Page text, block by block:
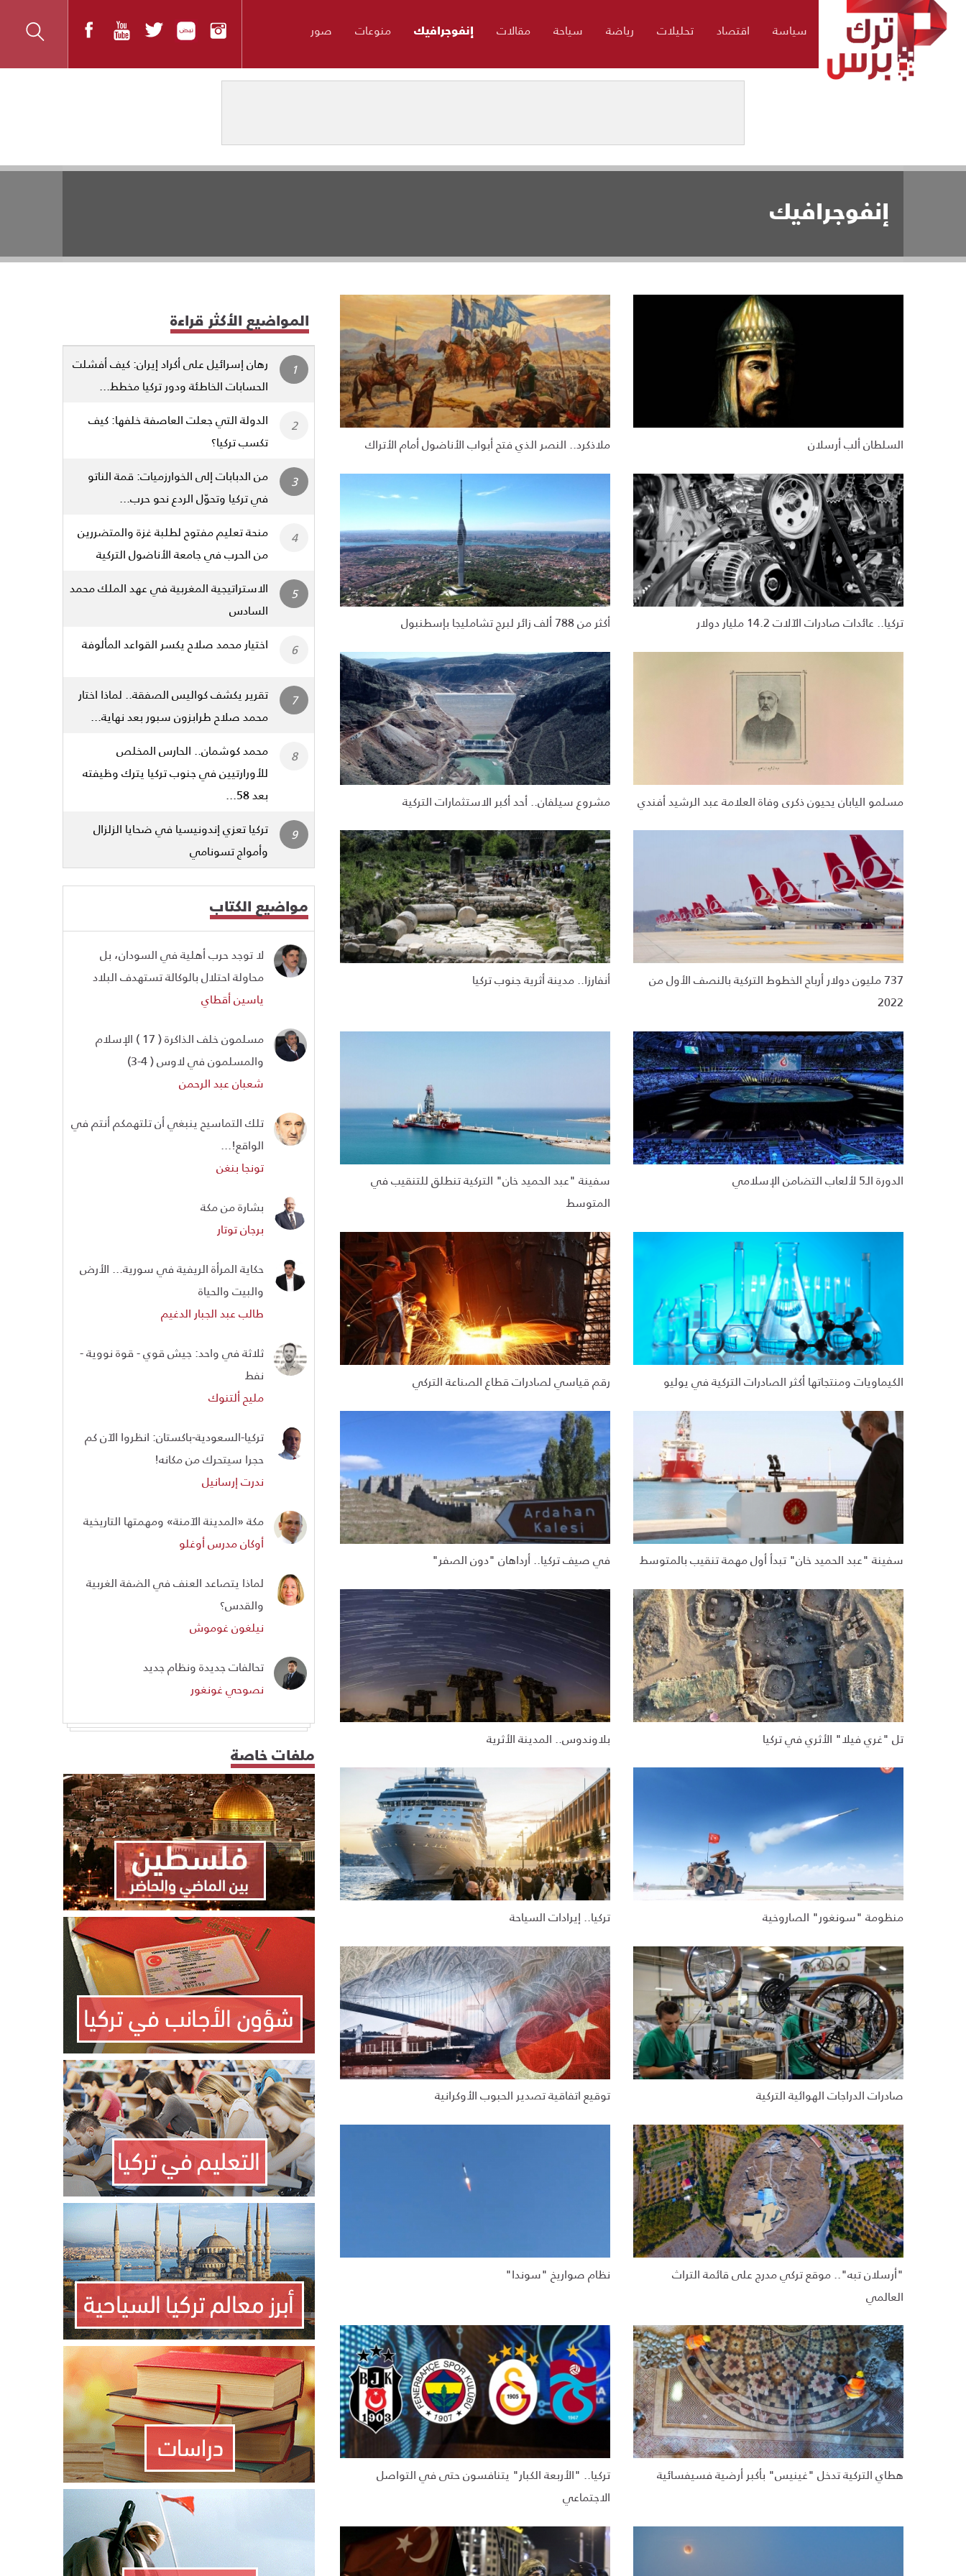
سياسة اقتصاد تحليلات رياضة سياحة مقالات إنفوجرافيك منوعات صور
إنفوجرافيك
السلطان ألب أرسلان ملاذكرد.. النصر الذي فتح أبواب الأناضول أمام الأتراك
تركيا.. عائدات صادرات الآلات 14.2 مليار دولار أكثر من 788 ألف زائر لبرج تشامليجا بإسطنبول
مسلمو اليابان يحيون ذكرى وفاة العلامة عبد الرشيد أفندي مشروع سيلفان.. أحد أكبر الاستثمارات التركية
737 مليون دولار أرباح الخطوط التركية بالنصف الأول من
2022
أنفارزا.. مدينة أثرية جنوب تركيا
الدورة الـ5 لألعاب التضامن الإسلامي
سفينة "عبد الحميد خان" التركية تنطلق للتنقيب في
المتوسط
الكيماويات ومنتجاتها أكثر الصادرات التركية في يوليو رقم قياسي لصادرات قطاع الصناعة التركي
سفينة "عبد الحميد خان" تبدأ أول مهمة تنقيب بالمتوسط في صيف تركيا.. أرداهان "دون الصفر"
تل "غري فيلا" الأثري في تركيا بلاوندوس.. المدينة الأثرية
منظومة "سونغور" الصاروخية تركيا.. إيرادات السياحة
صادرات الدراجات الهوائية التركية توقيع اتفاقية تصدير الحبوب الأوكرانية
"أرسلان تبه".. موقع تركي مدرج على قائمة التراث
العالمي
نظام صواريخ "سوندا"
هطاي التركية تدخل "غينيس" بأكبر أرضية فسيفسائية
تركيا.. "الأربعة الكبار" يتنافسون حتى في التواصل
الاجتماعي
المواضيع الأكثر قراءة
رهان إسرائيل على أكراد إيران: كيف أفشلت
الحسابات الخاطئة ودور تركيا مخطط...
الدولة التي جعلت العاصفة خلفها: كيف
تكسب تركيا؟
من الدبابات إلى الخوارزميات: قمة الناتو
في تركيا وتحوّل الردع نحو حرب...
منحة تعليم مفتوح لطلبة غزة والمتضررين
من الحرب في جامعة الأناضول التركية
الاستراتيجية المغربية في عهد الملك محمد
السادس
اختيار محمد صلاح يكسر القواعد المألوفة
تقرير يكشف كواليس الصفقة.. لماذا اختار
محمد صلاح طرابزون سبور بعد نهاية...
محمد كوشمان.. الحارس المخلص
للأورارتيين في جنوب تركيا يترك وظيفته
بعد 58...
تركيا تعزي إندونيسيا في ضحايا الزلزال
وأمواج تسونامي
مواضيع الكتاب
لا توجد حرب أهلية في السودان، بل
محاولة احتلال بالوكالة تستهدف البلاد
ياسين أقطاي
مسلمون خلف الذاكرة ( 17 ) الإسلام
والمسلمون في لاوس ( 4-3)
شعبان عبد الرحمن
تلك التماسيح ينبغي أن تلتهمكم أنتم في
الواقع!...
تونجا بنغن
بشارة من مكة
برجان توتار
حكاية المرأة الريفية في سورية... الأرض
والبيت والحياة
طالب عبد الجبار الدغيم
ثلاثة في واحد: جيش قوي - قوة نووية -
نفط
مليح ألتنوك
تركيا-السعودية-باكستان: انظروا الآن كم
حجرا سيتحرك من مكانه!
ندرت إرسانيل
مكة «المدينة الآمنة» ومهمتها التاريخية
أوكان مدرس أوغلو
لماذا يتصاعد العنف في الضفة الغربية
والقدس؟
نيلغون غوموش
تحالفات جديدة ونظام جديد
نصوحي غونغور
ملفات خاصة